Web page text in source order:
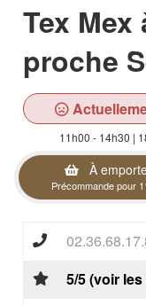
Tex
proche
11h00 - 14h30 |
À
Précommande pour
5/5 (voir